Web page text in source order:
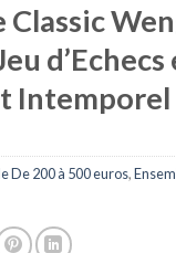
Classic
De 200 à 500 euros,